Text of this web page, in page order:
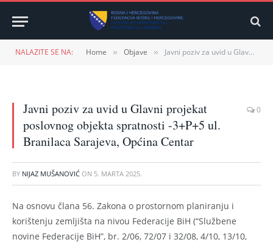
NALAZITE SE NA: Home » Objave » Javni poziv za uvid u Glavni projekat poslovnog objekta spratnosti -3+P+5 ul. Branilaca Sarajeva, Općina Centar
Javni poziv za uvid u Glavni projekat
poslovnog objekta spratnosti -3+P+5 ul.
Branilaca Sarajeva, Općina Centar
0
BY NIJAZ MUŠANOVIĆ ON 5. MARTA 2025.
Na osnovu člana 56. Zakona o prostornom planiranju i
korištenju zemljišta na nivou Federacije BiH (“Službene
novine Federacije BiH”, br. 2/06, 72/07 i 32/08, 4/10, 13/10,